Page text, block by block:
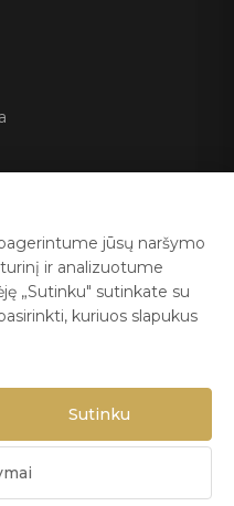
|Privatumo politika|
jūsų naršymo
ir analizuotume
„Sutinku" sutinkate su
kuriuos slapukus
Sutinku